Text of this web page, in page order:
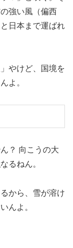
強い風（偏西
日本まで運ばれ
やけど、国境を
よ。
？ 向こうの大
るねん。
から、雪が溶け
んよ。